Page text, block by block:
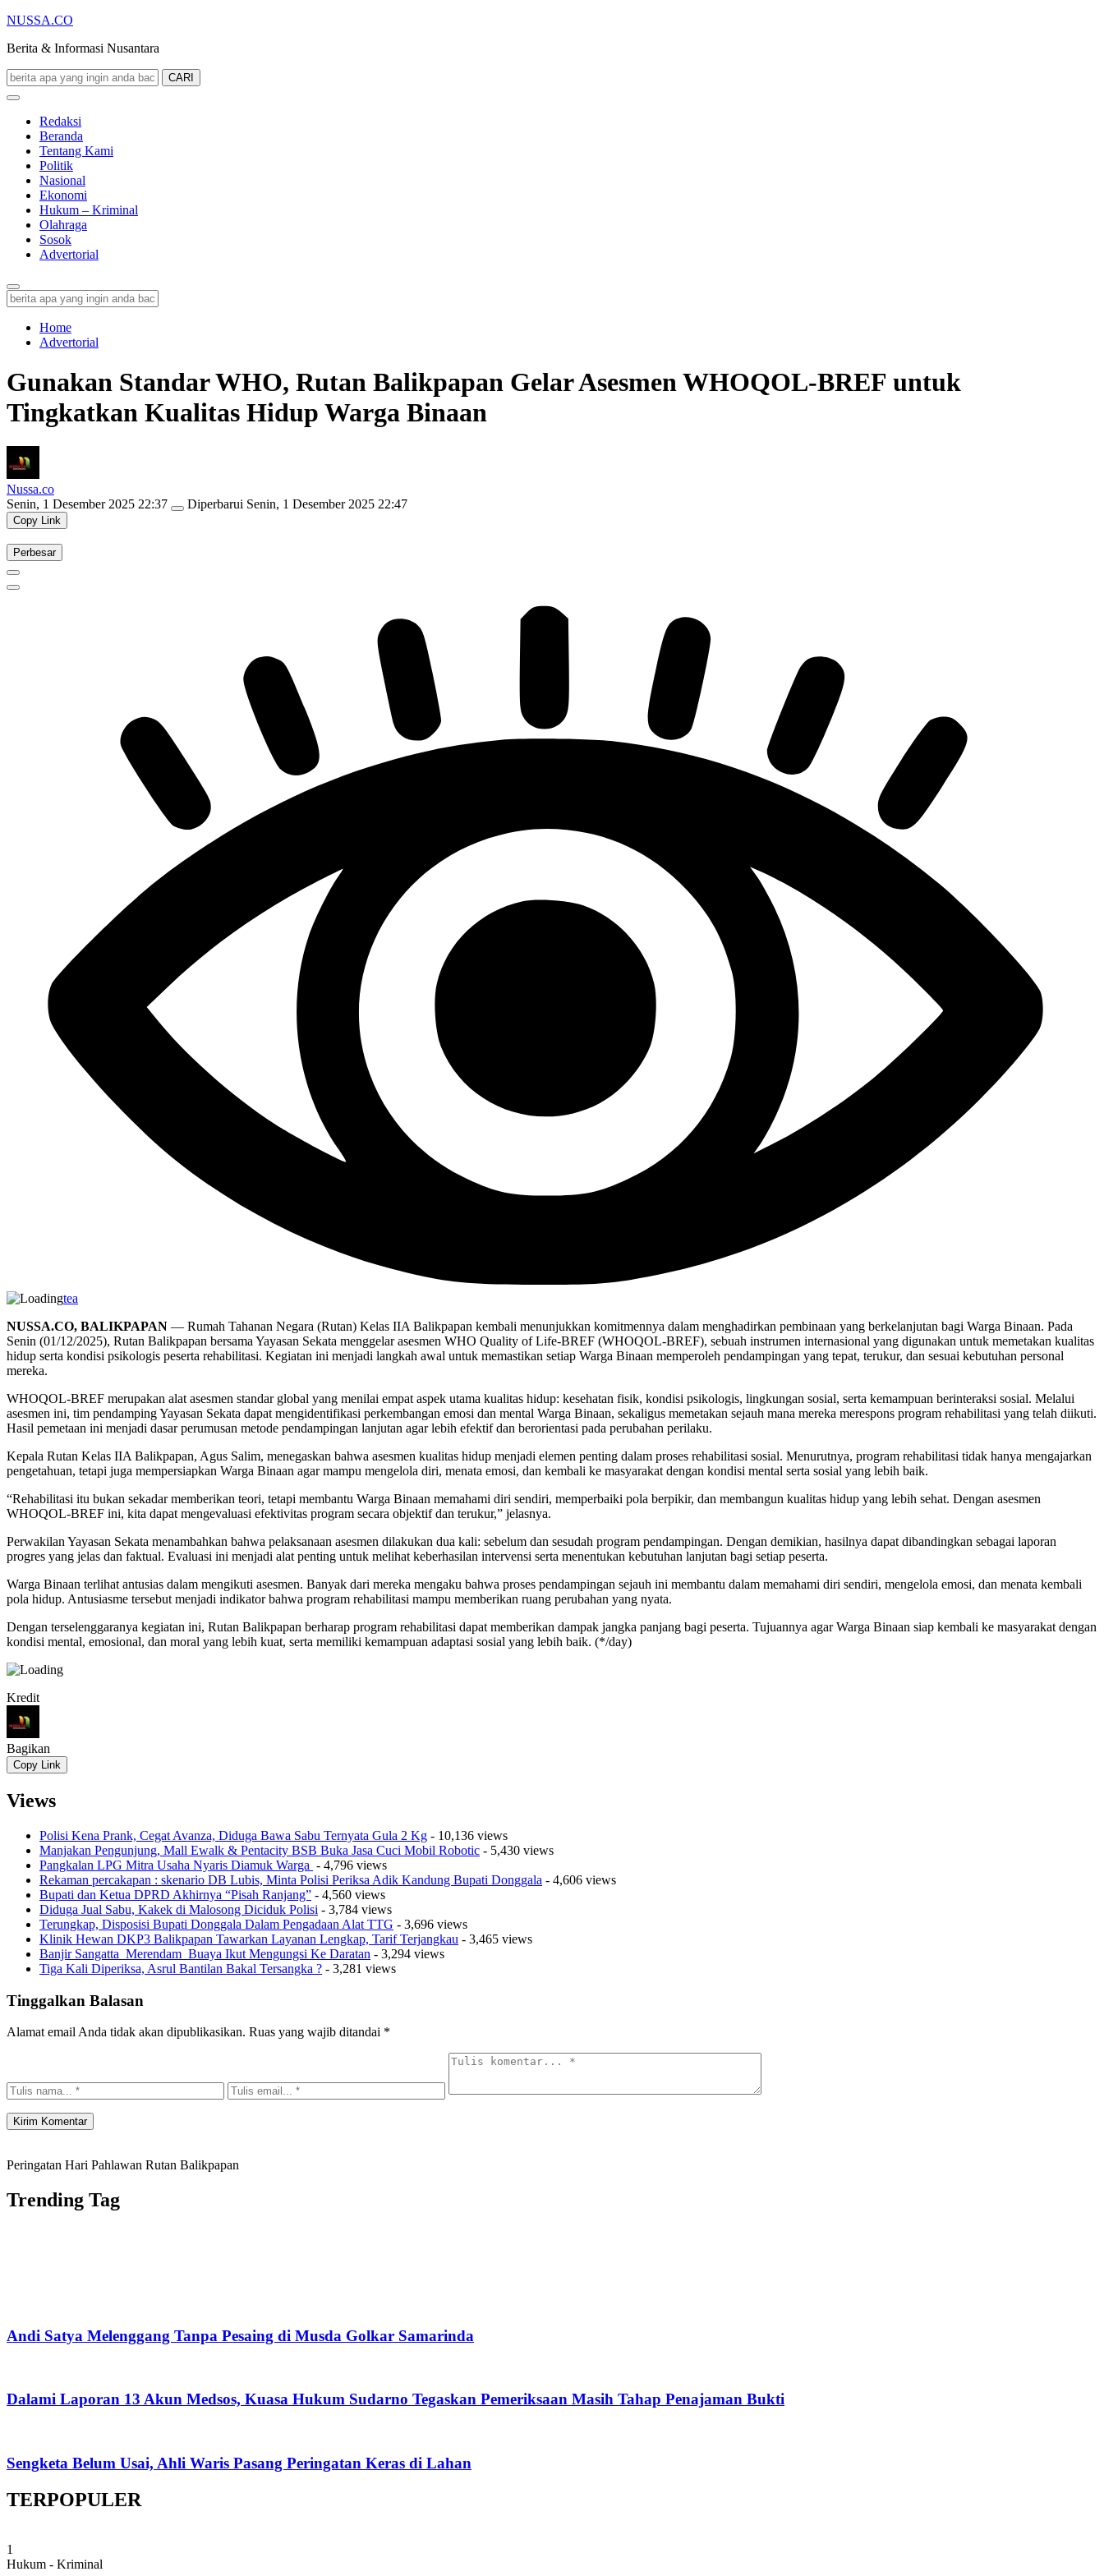
NUSSA.CO
Berita & Informasi Nusantara
CARI
Redaksi
Beranda
Tentang Kami
Politik
Nasional
Ekonomi
Hukum – Kriminal
Olahraga
Sosok
Advertorial
Home
Advertorial
Gunakan Standar WHO, Rutan Balikpapan Gelar Asesmen WHOQOL-BREF untuk
Tingkatkan Kualitas Hidup Warga Binaan
Nussa.co
Senin, 1 Desember 2025 22:37
Diperbarui Senin, 1 Desember 2025 22:47
Copy Link
Perbesar
tea
NUSSA.CO, BALIKPAPAN — Rumah Tahanan Negara (Rutan) Kelas IIA Balikpapan kembali menunjukkan komitmennya dalam menghadirkan pembinaan yang berkelanjutan bagi Warga Binaan. Pada
Senin (01/12/2025), Rutan Balikpapan bersama Yayasan Sekata menggelar asesmen WHO Quality of Life-BREF (WHOQOL-BREF), sebuah instrumen internasional yang digunakan untuk memetakan kualitas
hidup serta kondisi psikologis peserta rehabilitasi. Kegiatan ini menjadi langkah awal untuk memastikan setiap Warga Binaan memperoleh pendampingan yang tepat, terukur, dan sesuai kebutuhan personal
mereka.
WHOQOL-BREF merupakan alat asesmen standar global yang menilai empat aspek utama kualitas hidup: kesehatan fisik, kondisi psikologis, lingkungan sosial, serta kemampuan berinteraksi sosial. Melalui
asesmen ini, tim pendamping Yayasan Sekata dapat mengidentifikasi perkembangan emosi dan mental Warga Binaan, sekaligus memetakan sejauh mana mereka merespons program rehabilitasi yang telah diikuti.
Hasil pemetaan ini menjadi dasar perumusan metode pendampingan lanjutan agar lebih efektif dan berorientasi pada perubahan perilaku.
Kepala Rutan Kelas IIA Balikpapan, Agus Salim, menegaskan bahwa asesmen kualitas hidup menjadi elemen penting dalam proses rehabilitasi sosial. Menurutnya, program rehabilitasi tidak hanya mengajarkan
pengetahuan, tetapi juga mempersiapkan Warga Binaan agar mampu mengelola diri, menata emosi, dan kembali ke masyarakat dengan kondisi mental serta sosial yang lebih baik.
“Rehabilitasi itu bukan sekadar memberikan teori, tetapi membantu Warga Binaan memahami diri sendiri, memperbaiki pola berpikir, dan membangun kualitas hidup yang lebih sehat. Dengan asesmen
WHOQOL-BREF ini, kita dapat mengevaluasi efektivitas program secara objektif dan terukur,” jelasnya.
Perwakilan Yayasan Sekata menambahkan bahwa pelaksanaan asesmen dilakukan dua kali: sebelum dan sesudah program pendampingan. Dengan demikian, hasilnya dapat dibandingkan sebagai laporan
progres yang jelas dan faktual. Evaluasi ini menjadi alat penting untuk melihat keberhasilan intervensi serta menentukan kebutuhan lanjutan bagi setiap peserta.
Warga Binaan terlihat antusias dalam mengikuti asesmen. Banyak dari mereka mengaku bahwa proses pendampingan sejauh ini membantu dalam memahami diri sendiri, mengelola emosi, dan menata kembali
pola hidup. Antusiasme tersebut menjadi indikator bahwa program rehabilitasi mampu memberikan ruang perubahan yang nyata.
Dengan terselenggaranya kegiatan ini, Rutan Balikpapan berharap program rehabilitasi dapat memberikan dampak jangka panjang bagi peserta. Tujuannya agar Warga Binaan siap kembali ke masyarakat dengan
kondisi mental, emosional, dan moral yang lebih kuat, serta memiliki kemampuan adaptasi sosial yang lebih baik. (*/day)
Kredit
Bagikan
Copy Link
Views
Polisi Kena Prank, Cegat Avanza, Diduga Bawa Sabu Ternyata Gula 2 Kg - 10,136 views
Manjakan Pengunjung, Mall Ewalk & Pentacity BSB Buka Jasa Cuci Mobil Robotic - 5,430 views
Pangkalan LPG Mitra Usaha Nyaris Diamuk Warga - 4,796 views
Rekaman percakapan : skenario DB Lubis, Minta Polisi Periksa Adik Kandung Bupati Donggala - 4,606 views
Bupati dan Ketua DPRD Akhirnya “Pisah Ranjang” - 4,560 views
Diduga Jual Sabu, Kakek di Malosong Diciduk Polisi - 3,784 views
Terungkap, Disposisi Bupati Donggala Dalam Pengadaan Alat TTG - 3,696 views
Klinik Hewan DKP3 Balikpapan Tawarkan Layanan Lengkap, Tarif Terjangkau - 3,465 views
Banjir Sangatta Merendam Buaya Ikut Mengungsi Ke Daratan - 3,294 views
Tiga Kali Diperiksa, Asrul Bantilan Bakal Tersangka ? - 3,281 views
Tinggalkan Balasan
Alamat email Anda tidak akan dipublikasikan. Ruas yang wajib ditandai *
Peringatan Hari Pahlawan Rutan Balikpapan
Trending Tag
Andi Satya Melenggang Tanpa Pesaing di Musda Golkar Samarinda
Dalami Laporan 13 Akun Medsos, Kuasa Hukum Sudarno Tegaskan Pemeriksaan Masih Tahap Penajaman Bukti
Sengketa Belum Usai, Ahli Waris Pasang Peringatan Keras di Lahan
TERPOPULER
1
Hukum - Kriminal